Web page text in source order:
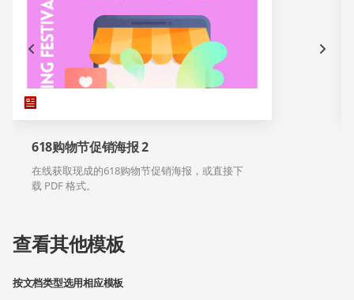
618购物节促销海报 2
在线获取现成的618购物节促销海报，或直接下
载 PDF 格式。
查看其他模板
按文档类型选用相应模板